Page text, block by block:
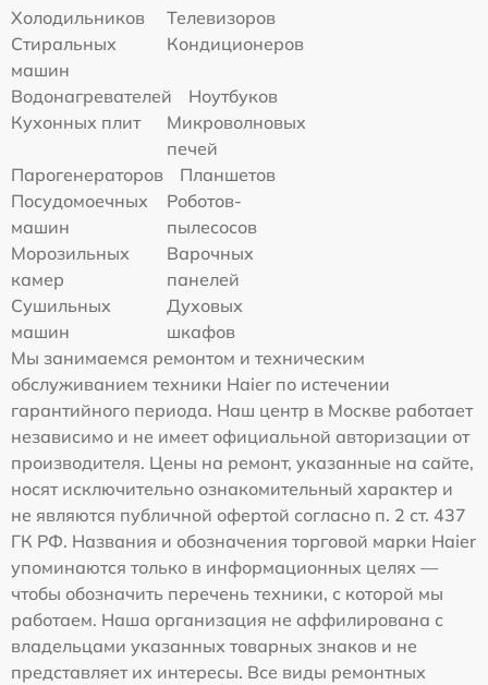
Холодильников
Телевизоров
Стиральных
машин
Кондиционеров
Водонагревателей
Ноутбуков
Кухонных плит
Микроволновых
печей
Парогенераторов
Планшетов
Посудомоечных
машин
Роботов-
пылесосов
Морозильных
камер
Варочных
панелей
Сушильных
машин
Духовых
шкафов
Мы занимаемся ремонтом и техническим
обслуживанием техники Haier по истечении
гарантийного периода. Наш центр в Москве работает
независимо и не имеет официальной авторизации от
производителя. Цены на ремонт, указанные на сайте,
носят исключительно ознакомительный характер и
не являются публичной офертой согласно п. 2 ст. 437
ГК РФ. Названия и обозначения торговой марки Haier
упоминаются только в информационных целях —
чтобы обозначить перечень техники, с которой мы
работаем. Наша организация не аффилирована с
владельцами указанных товарных знаков и не
представляет их интересы. Все виды ремонтных